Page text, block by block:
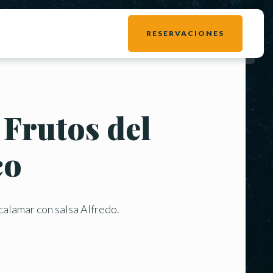
RESERVACIONES
del
con salsa Alfredo.